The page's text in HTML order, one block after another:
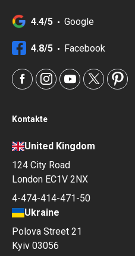
4.4/5 Google
4.8/5 Facebook
Kontakte
United Kingdom
124 City Road
London EC1V 2NX
4-474-414-471-50
Ukraine
Polova Street 21
Kyiv 03056